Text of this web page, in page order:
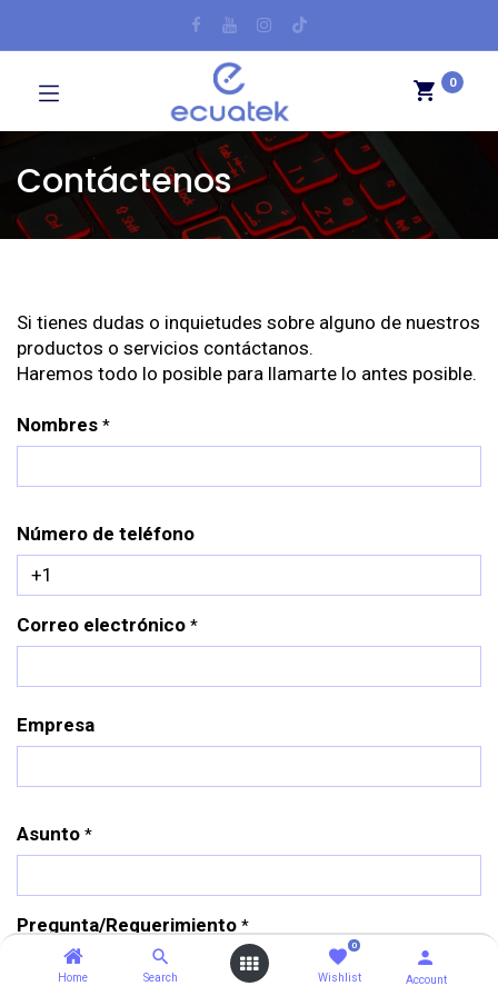
Home Search
0
Wishlist Account
0
Contáctenos
Si tienes dudas o inquietudes sobre alguno de nuestros
productos o servicios contáctanos.
Haremos todo lo posible para llamarte lo antes posible.
Nombres *
Número de teléfono
Correo electrónico *
Empresa
Asunto *
Pregunta/Requerimiento *